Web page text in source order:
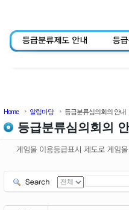
Home 알림마당 등급분류심의회의 안내
등급분류심의회의